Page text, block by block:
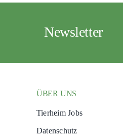
Newsletter
ÜBER UNS
Tierheim Jobs
Datenschutz